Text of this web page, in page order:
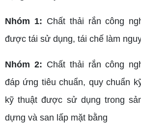
Nhóm 1: Chất thải rắn công
được tái sử dụng, tái chế làm
Nhóm 2: Chất thải rắn công
đáp ứng tiêu chuẩn, quy chuẩn
kỹ thuật được sử dụng trong
dựng và san lấp mặt bằng